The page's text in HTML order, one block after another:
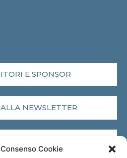
Cookie
E SPONSOR
NEWSLETTER